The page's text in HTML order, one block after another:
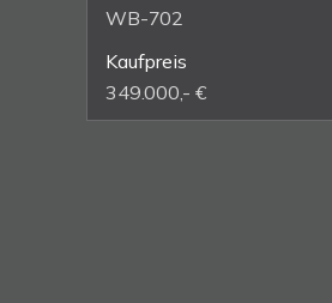
WB-702
Kaufpreis
349.000,- €